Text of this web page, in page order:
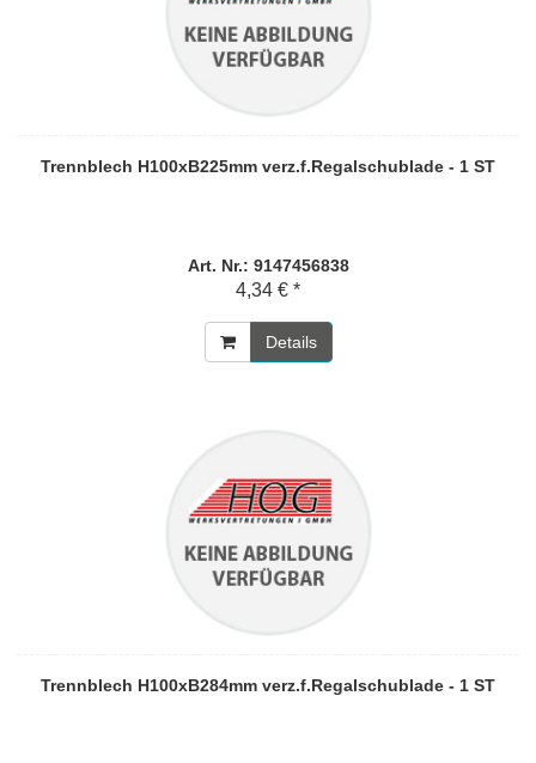
Trennblech H100xB225mm verz.f.Regalschublade - 1 ST
Art. Nr.: 9147456838
4,34 € *
Details
Trennblech H100xB284mm verz.f.Regalschublade - 1 ST